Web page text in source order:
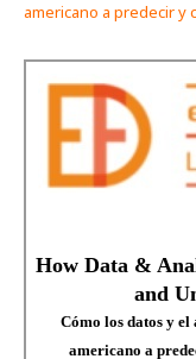
americano a predecir y